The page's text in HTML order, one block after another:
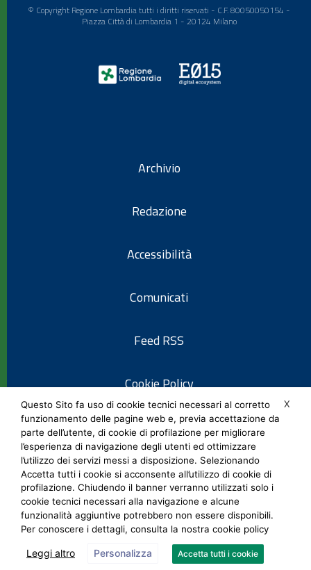
© Copyright Regione Lombardia tutti i diritti riservati - C.F. 80050050154 -
Piazza Città di Lombardia 1 - 20124 Milano
Archivio
Redazione
Accessibilità
Comunicati
Feed RSS
Cookie Policy
Informativa privacy
Note legali
Social Media Policy
X
Questo Sito fa uso di cookie tecnici necessari al corretto
funzionamento delle pagine web e, previa accettazione da
parte dell’utente, di cookie di profilazione per migliorare
l’esperienza di navigazione degli utenti ed ottimizzare
l’utilizzo dei servizi messi a disposizione. Selezionando
Accetta tutti i cookie si acconsente all’utilizzo di cookie di
profilazione. Chiudendo il banner verranno utilizzati solo i
cookie tecnici necessari alla navigazione e alcune
funzionalità aggiuntive potrebbero non essere disponibili.
Per conoscere i dettagli, consulta la nostra cookie policy
Leggi altro Personalizza Accetta tutti i cookie